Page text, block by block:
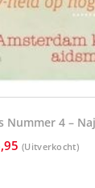
Nummer 4 –